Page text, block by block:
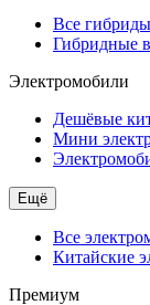
Все гибриды
Гибридные
Электромобили
Дешёвые
Мини
Ещё
Все
Китайские
Премиум